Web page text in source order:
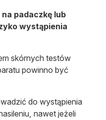
padaczkę lub
wystąpienia
skórnych testów
powinno być
do wystąpienia
nawet jeżeli